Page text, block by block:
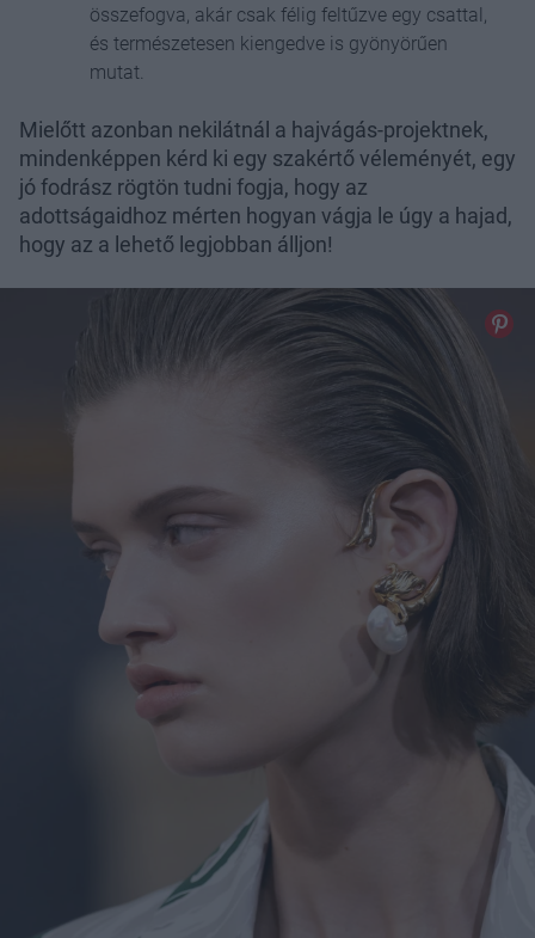
összefogva, akár csak félig feltűzve egy csattal,
és természetesen kiengedve is gyönyörűen
mutat.
Mielőtt azonban nekilátnál a hajvágás-projektnek,
mindenképpen kérd ki egy szakértő véleményét, egy
jó fodrász rögtön tudni fogja, hogy az
adottságaidhoz mérten hogyan vágja le úgy a hajad,
hogy az a lehető legjobban álljon!